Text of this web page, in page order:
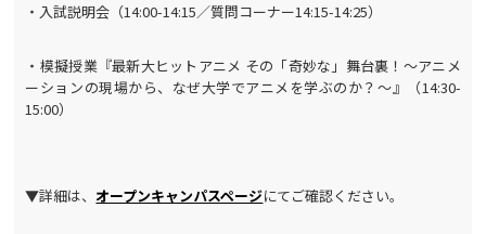
・入試説明会（14:00-14:15／質問コーナー14:15-14:25）
・模擬授業『最新大ヒットアニメ その「奇妙な」舞台裏！〜アニメ
ーションの現場から、なぜ大学でアニメを学ぶのか？〜』（14:30-
15:00）
▼詳細は、 オープンキャンパスページにてご確認ください。